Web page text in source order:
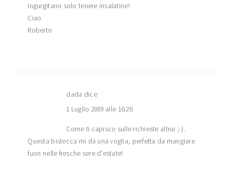
ingurgitano solo tenere insalatine!
Ciao
Roberto
dada dice
1 Luglio 2009 alle 16:26
Come ti capisco sulle richieste altrui ;-).
Questa bistecca mi dà una voglia, perfetta da mangiare
fuori nelle fresche sere d'estate!